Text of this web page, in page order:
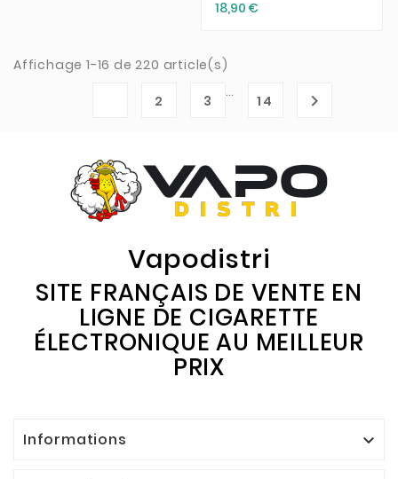
18,90 €
Affichage 1-16 de 220 article(s)
2 3
…
14 
Vapodistri
SITE FRANÇAIS DE VENTE EN
LIGNE DE CIGARETTE
ÉLECTRONIQUE AU MEILLEUR
PRIX
Informations 